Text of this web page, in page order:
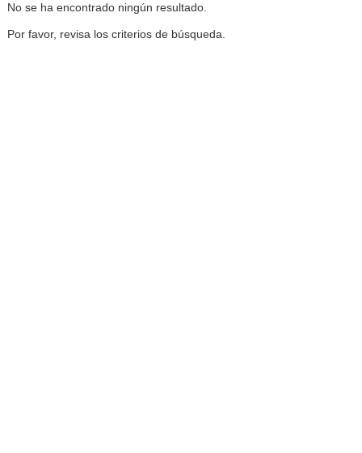
No se ha encontrado ningún resultado.
Por favor, revisa los criterios de búsqueda.